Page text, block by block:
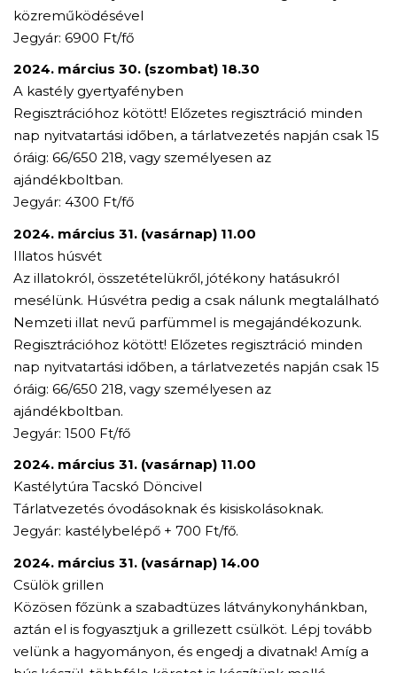
közreműködésével
Jegyár: 6900 Ft/fő
2024. március 30. (szombat) 18.30
A kastély gyertyafényben
Regisztrációhoz kötött! Előzetes regisztráció minden
nap nyitvatartási időben, a tárlatvezetés napján csak 15
óráig: 66/650 218, vagy személyesen az
ajándékboltban.
Jegyár: 4300 Ft/fő
2024. március 31. (vasárnap) 11.00
Illatos húsvét
Az illatokról, összetételükről, jótékony hatásukról
mesélünk. Húsvétra pedig a csak nálunk megtalálható
Nemzeti illat nevű parfümmel is megajándékozunk.
Regisztrációhoz kötött! Előzetes regisztráció minden
nap nyitvatartási időben, a tárlatvezetés napján csak 15
óráig: 66/650 218, vagy személyesen az
ajándékboltban.
Jegyár: 1500 Ft/fő
2024. március 31. (vasárnap) 11.00
Kastélytúra Tacskó Döncivel
Tárlatvezetés óvodásoknak és kisiskolásoknak.
Jegyár: kastélybelépő + 700 Ft/fő.
2024. március 31. (vasárnap) 14.00
Csülök grillen
Közösen főzünk a szabadtüzes látványkonyhánkban,
aztán el is fogyasztjuk a grillezett csülköt. Lépj tovább
velünk a hagyományon, és engedj a divatnak! Amíg a